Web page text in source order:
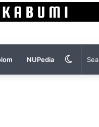
NUPedia Switch